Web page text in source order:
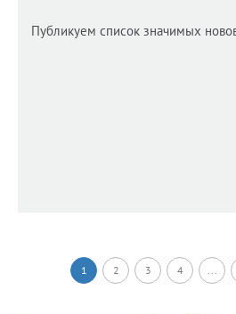
Публикуем список значимых
1 2 3 4